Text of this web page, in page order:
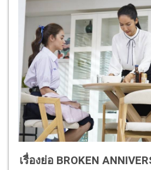
เรื่องย่อ BROKEN